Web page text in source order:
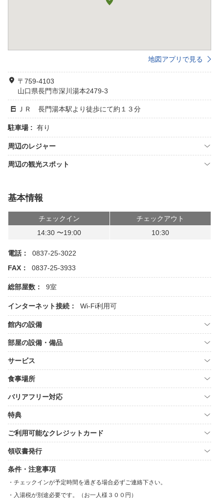
地図アプリで見る
〒759-4103
山口県長門市深川湯本2479-3
ＪＲ 長門湯本駅より徒歩にて約１３分
駐車場 : 有り
周辺のレジャー
周辺の観光スポット
基本情報
チェックイン
チェックアウト
14:30 〜19:00
10:30
電話：
0837-25-3022
FAX：
0837-25-3933
総部屋数： 9室
インターネット接続： Wi-Fi利用可
館内の設備
部屋の設備・備品
サービス
食事場所
バリアフリー対応
特典
ご利用可能なクレジットカード
領収書発行
条件・注意事項
チェックインが予定時間を過ぎる場合必ずご連絡下さい。
入湯税が別途必要です。（お一人様３００円）